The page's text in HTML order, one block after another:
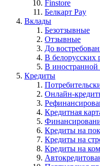
Finstore
Белкарт Pay
Вклады
Безотзывные
Отзывные
До
В белорусских
В иностранной
Кредиты
Онлайн-
Кредитная
Кредиты на
Кредиты на
Кредиты на